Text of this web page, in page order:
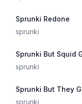
Sprunki Redone
sprunki
Sprunki But Squid
sprunki
Sprunki But They
sprunki